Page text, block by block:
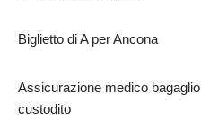
Biglietto di A per Ancona
Assicurazione medico
custodito